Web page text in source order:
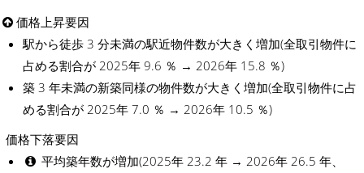
価格上昇要因
駅から徒歩 3 分未満の駅近物件数が大きく増加(全取引物件に
占める割合が 2025年 9.6 ％ → 2026年 15.8 ％)
築 3 年未満の新築同様の物件数が大きく増加(全取引物件に占
める割合が 2025年 7.0 ％ → 2026年 10.5 ％)
価格下落要因
平均築年数が増加(2025年 23.2 年 → 2026年 26.5 年、